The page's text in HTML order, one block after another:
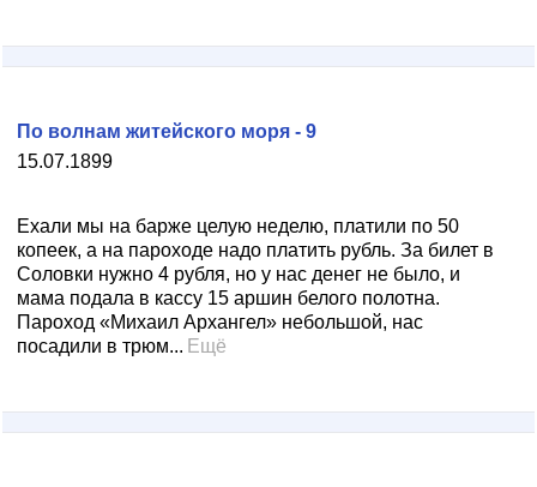
15.07.1899
По волнам житейского моря - 9
Ехали мы на барже целую неделю, платили по 50
копеек, а на пароходе надо платить рубль. За билет в
Соловки нужно 4 рубля, но у нас денег не было, и
мама подала в кассу 15 аршин белого полотна.
Пароход «Михаил Архангел» небольшой, нас
посадили в трюм... Ещё